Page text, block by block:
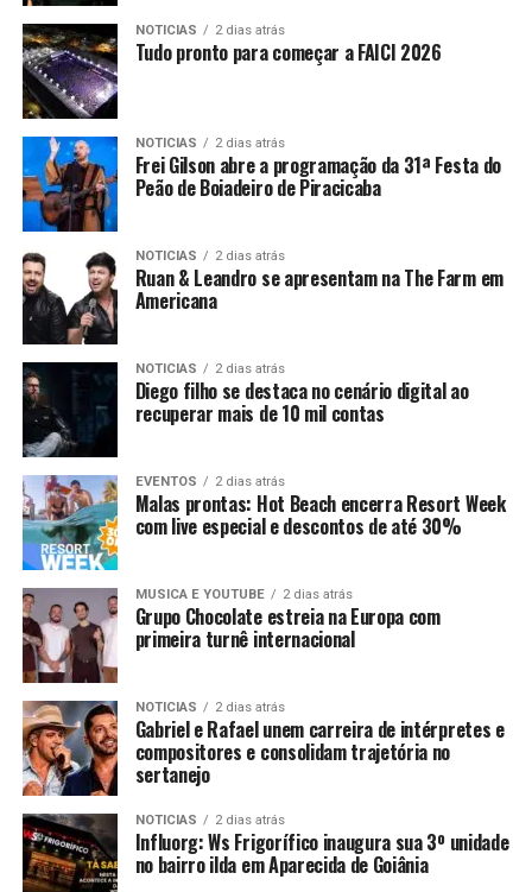
NOTICIAS 2 dias atrás
Tudo pronto para começar a FAICI 2026
NOTICIAS 2 dias atrás
Frei Gilson abre a programação da 31ª Festa do
Peão de Boiadeiro de Piracicaba
NOTICIAS 2 dias atrás
Ruan & Leandro se apresentam na The Farm em
Americana
NOTICIAS 2 dias atrás
Diego filho se destaca no cenário digital ao
recuperar mais de 10 mil contas
EVENTOS 2 dias atrás
Malas prontas: Hot Beach encerra Resort Week
com live especial e descontos de até 30%
MUSICA E YOUTUBE 2 dias atrás
Grupo Chocolate estreia na Europa com
primeira turnê internacional
NOTICIAS 2 dias atrás
Gabriel e Rafael unem carreira de intérpretes e
compositores e consolidam trajetória no
sertanejo
NOTICIAS 2 dias atrás
Influorg: Ws Frigorífico inaugura sua 3º unidade
no bairro ilda em Aparecida de Goiânia